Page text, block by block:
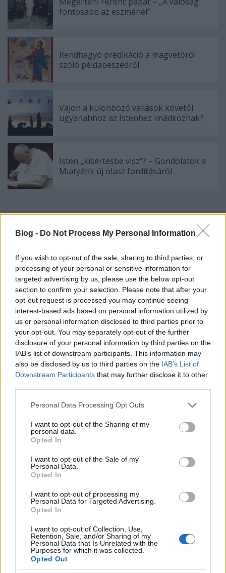
Blog - Do Not Process My Personal Information
If you wish to opt-out of the sale, sharing to third parties, or
processing of your personal or sensitive information for
targeted advertising by us, please use the below opt-out
section to confirm your selection. Please note that after your
opt-out request is processed you may continue seeing
interest-based ads based on personal information utilized by
us or personal information disclosed to third parties prior to
your opt-out. You may separately opt-out of the further
disclosure of your personal information by third parties on the
IAB’s list of downstream participants. This information may
also be disclosed by us to third parties on the IAB’s List of
Downstream Participants that may further disclose it to other
Please note that this website/app uses one or more Google
not limited to your visit or usage behaviour. You may click to
grant or deny consent to Google and its third-party tags to
use your data for below specified purposes in below Google
consent section.
Personal Data Processing Opt Outs
I want to opt-out of the Sharing of my
personal data.
Opted In
I want to opt-out of the Sale of my
Personal Data.
Opted In
I want to opt-out of processing my
Personal Data for Targeted Advertising.
Opted In
I want to opt-out of Collection, Use,
Retention, Sale, and/or Sharing of my
Personal Data that Is Unrelated with the
Purposes for which it was collected.
Opted Out
fontosabb az eszménél”
Rendhagyó prédikáció a magvetőről
szóló példabeszédről
Vajon a különböző vallások követői
ugyanahhoz az Istenhez imádkoznak?
Isten „kísértésbe visz”? – Gondolatok a
Miatyánk új olasz fordításáról
A hozzászóláshoz be kell lépned!
VAGY
P.E.
13 éve
Kedves Fiúk, Lányok!
Pápánkkal együtt érkező Szentléleknek
tulajdonítom. Úgy érzem, hogy most Ő fúj
mindenütt az egyházunkban, és erre a blogra is elért
a szele.